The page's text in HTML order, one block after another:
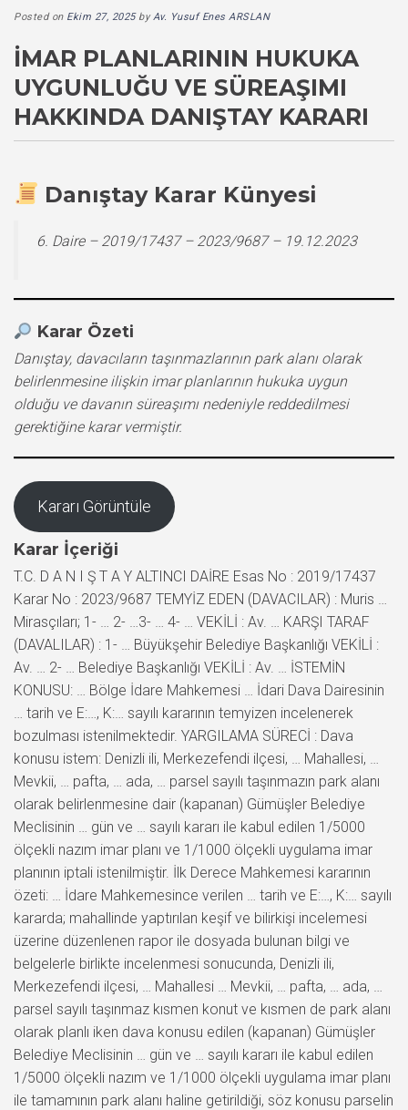
Posted on Ekim 27, 2025byAv. Yusuf Enes ARSLAN
İMAR PLANLARININ HUKUKA
UYGUNLUĞU VE SÜREAŞIMI
HAKKINDA DANIŞTAY KARARI
Danıştay Karar Künyesi
6. Daire – 2019/17437 – 2023/9687 – 19.12.2023
Karar Özeti
Danıştay, davacıların taşınmazlarının park alanı olarak
belirlenmesine ilişkin imar planlarının hukuka uygun
olduğu ve davanın süreaşımı nedeniyle reddedilmesi
gerektiğine karar vermiştir.
Kararı Görüntüle
Karar İçeriği
T.C. D A N I Ş T A Y ALTINCI DAİRE Esas No : 2019/17437
Karar No : 2023/9687 TEMYİZ EDEN (DAVACILAR) : Muris …
Mirasçıları; 1- … 2- …3- … 4- … VEKİLİ : Av. … KARŞI TARAF
(DAVALILAR) : 1- … Büyükşehir Belediye Başkanlığı VEKİLİ :
Av. … 2- … Belediye Başkanlığı VEKİLİ : Av. … İSTEMİN
KONUSU: … Bölge İdare Mahkemesi … İdari Dava Dairesinin
… tarih ve E:…, K:… sayılı kararının temyizen incelenerek
bozulması istenilmektedir. YARGILAMA SÜRECİ : Dava
konusu istem: Denizli ili, Merkezefendi ilçesi, … Mahallesi, …
Mevkii, … pafta, … ada, … parsel sayılı taşınmazın park alanı
olarak belirlenmesine dair (kapanan) Gümüşler Belediye
Meclisinin … gün ve … sayılı kararı ile kabul edilen 1/5000
ölçekli nazım imar planı ve 1/1000 ölçekli uygulama imar
planının iptali istenilmiştir. İlk Derece Mahkemesi kararının
özeti: … İdare Mahkemesince verilen … tarih ve E:…, K:… sayılı
kararda; mahallinde yaptırılan keşif ve bilirkişi incelemesi
üzerine düzenlenen rapor ile dosyada bulunan bilgi ve
belgelerle birlikte incelenmesi sonucunda, Denizli ili,
Merkezefendi ilçesi, … Mahallesi … Mevkii, … pafta, … ada, …
parsel sayılı taşınmaz kısmen konut ve kısmen de park alanı
olarak planlı iken dava konusu edilen (kapanan) Gümüşler
Belediye Meclisinin … gün ve … sayılı kararı ile kabul edilen
1/5000 ölçekli nazım ve 1/1000 ölçekli uygulama imar planı
ile tamamının park alanı haline getirildiği, söz konusu parselin